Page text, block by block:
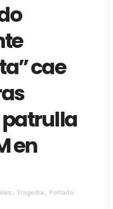
cae
en
, Tragedia., Portada.